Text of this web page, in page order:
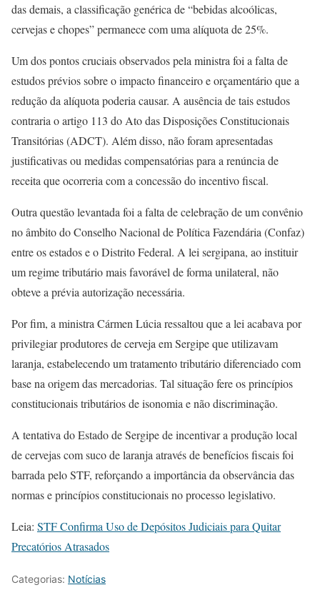
das demais, a classificação genérica de “bebidas alcoólicas,
cervejas e chopes” permanece com uma alíquota de 25%.
Um dos pontos cruciais observados pela ministra foi a falta de
estudos prévios sobre o impacto financeiro e orçamentário que a
redução da alíquota poderia causar. A ausência de tais estudos
contraria o artigo 113 do Ato das Disposições Constitucionais
Transitórias (ADCT). Além disso, não foram apresentadas
justificativas ou medidas compensatórias para a renúncia de
receita que ocorreria com a concessão do incentivo fiscal.
Outra questão levantada foi a falta de celebração de um convênio
no âmbito do Conselho Nacional de Política Fazendária (Confaz)
entre os estados e o Distrito Federal. A lei sergipana, ao instituir
um regime tributário mais favorável de forma unilateral, não
obteve a prévia autorização necessária.
Por fim, a ministra Cármen Lúcia ressaltou que a lei acabava por
privilegiar produtores de cerveja em Sergipe que utilizavam
laranja, estabelecendo um tratamento tributário diferenciado com
base na origem das mercadorias. Tal situação fere os princípios
constitucionais tributários de isonomia e não discriminação.
A tentativa do Estado de Sergipe de incentivar a produção local
de cervejas com suco de laranja através de benefícios fiscais foi
barrada pelo STF, reforçando a importância da observância das
normas e princípios constitucionais no processo legislativo.
Leia: STF Confirma Uso de Depósitos Judiciais para Quitar
Precatórios Atrasados
Categorias: Notícias